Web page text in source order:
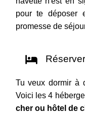
pour te déposer
promesse de
Tu veux dormir à
Voici les 4
cher ou hôtel de